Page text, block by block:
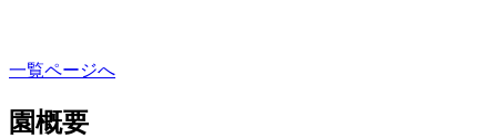
一覧ページへ
園概要